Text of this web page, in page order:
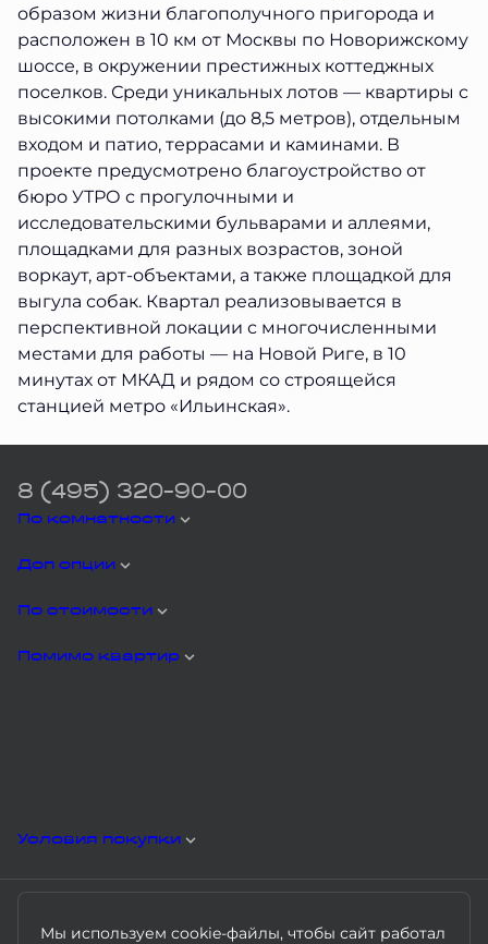
образом жизни благополучного пригорода и
расположен в 10 км от Москвы по Новорижскому
шоссе, в окружении престижных коттеджных
поселков. Среди уникальных лотов — квартиры с
высокими потолками (до 8,5 метров), отдельным
входом и патио, террасами и каминами. В
проекте предусмотрено благоустройство от
бюро УТРО с прогулочными и
исследовательскими бульварами и аллеями,
площадками для разных возрастов, зоной
воркаут, арт-объектами, а также площадкой для
выгула собак. Квартал реализовывается в
перспективной локации с многочисленными
местами для работы — на Новой Риге, в 10
минутах от МКАД и рядом со строящейся
станцией метро «Ильинская».
По комнатности
Доп опции
По стоимости
Помимо квартир
Условия покупки
8 (495) 320-90-00
Мы используем cookie-файлы, чтобы сайт работал